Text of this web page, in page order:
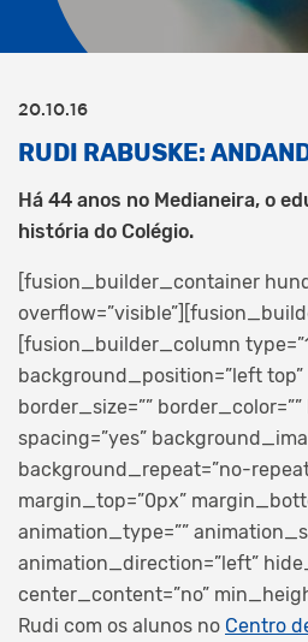
20.10.16
RUDI RABUSKE:
Há 44 anos no Medianeira, o
história do Colégio.
[fusion_builder_container
[fusion_builder_column
background_position=”left
border_size=””
spacing=”yes”
background_repeat=”no-
margin_top=”0px”
animation_type=””
animation_direction=”left”
center_content=”no”
Rudi com os alunos no Centro